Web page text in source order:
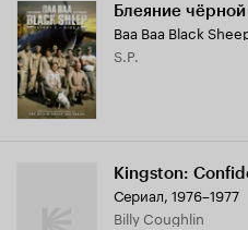
Блеяние
Baa Baa Black
S.P.
Kingston:
Сериал, 1976–1977
Billy Coughlin